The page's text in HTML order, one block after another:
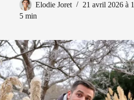
Elodie Joret 21 avril 2026 à
5 min